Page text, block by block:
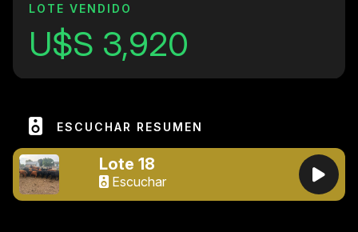
LOTE VENDIDO
U$S 3,920
ESCUCHAR RESUMEN
Lote 18
Escuchar